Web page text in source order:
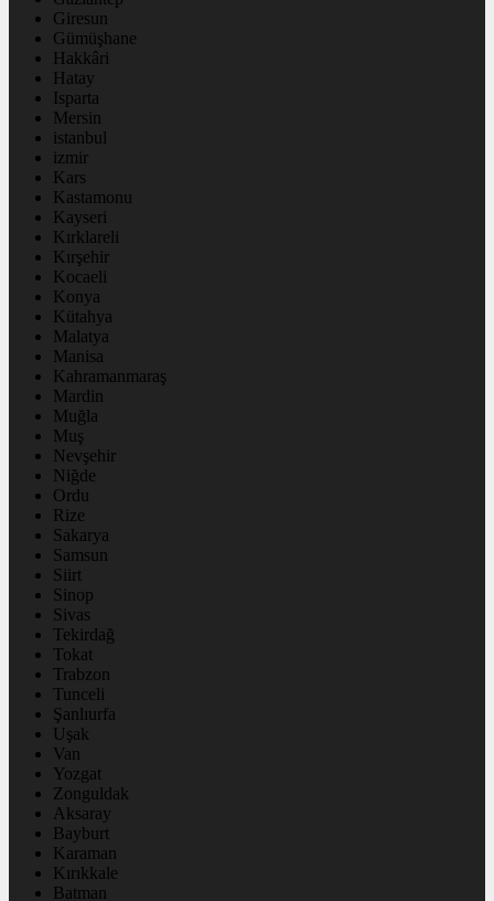
Giresun
Gümüşhane
Hakkâri
Hatay
Isparta
Mersin
istanbul
izmir
Kars
Kastamonu
Kayseri
Kırklareli
Kırşehir
Kocaeli
Konya
Kütahya
Malatya
Manisa
Kahramanmaraş
Mardin
Muğla
Muş
Nevşehir
Niğde
Ordu
Rize
Sakarya
Samsun
Siirt
Sinop
Sivas
Tekirdağ
Tokat
Trabzon
Tunceli
Şanlıurfa
Uşak
Van
Yozgat
Zonguldak
Aksaray
Bayburt
Karaman
Kırıkkale
Batman